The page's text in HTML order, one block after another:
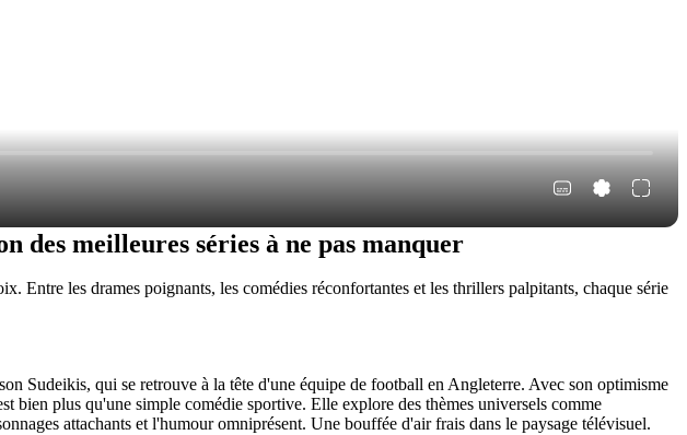
des meilleures séries à ne pas manquer
Entre les drames poignants, les comédies réconfortantes et les thrillers palpitants, chaque série
Sudeikis, qui se retrouve à la tête d'une équipe de football en Angleterre. Avec son optimisme
bien plus qu'une simple comédie sportive. Elle explore des thèmes universels comme
attachants et l'humour omniprésent. Une bouffée d'air frais dans le paysage télévisuel.